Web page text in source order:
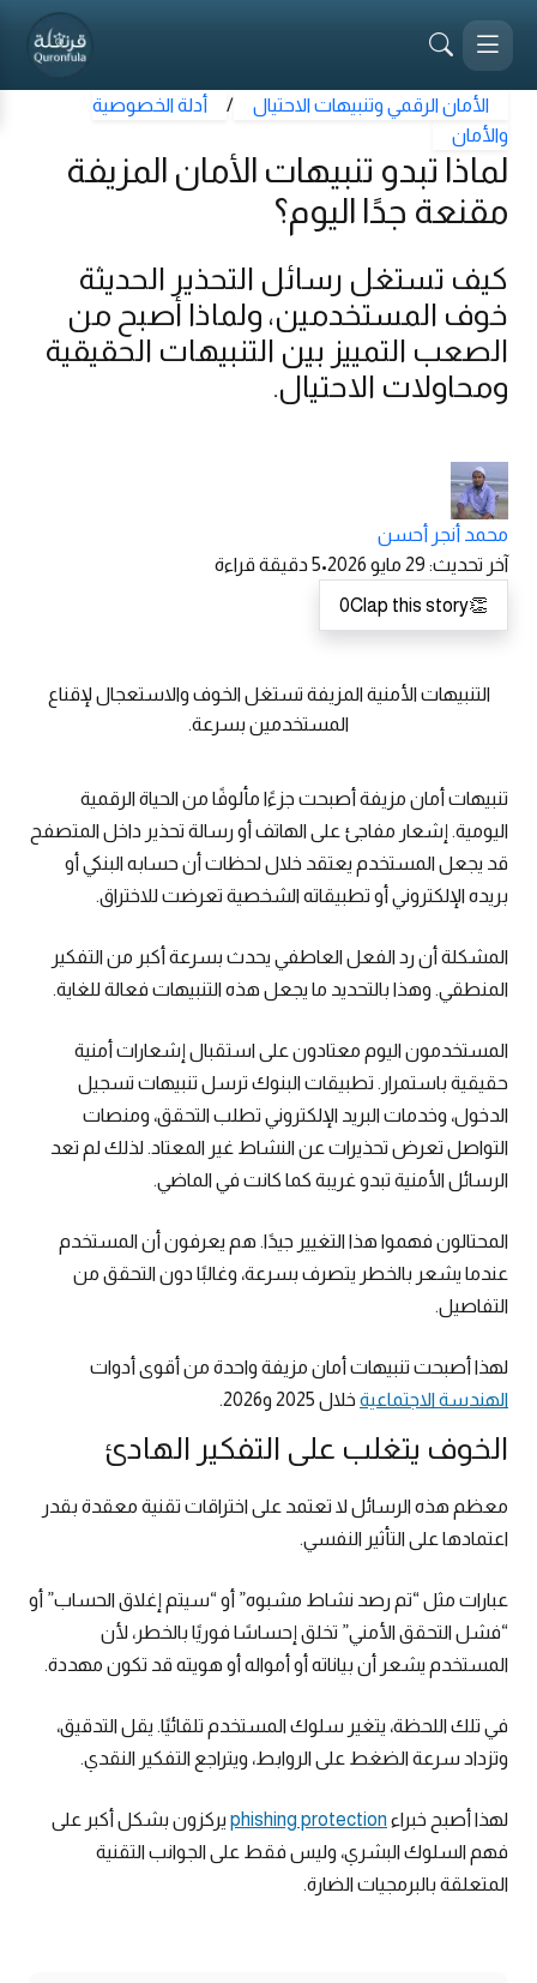
الأمان الرقمي وتنبيهات الاحتيال /
أدلة الخصوصية
والأمان
لماذا تبدو تنبيهات الأمان المزيفة
مقنعة جدًا اليوم؟
كيف تستغل رسائل التحذير الحديثة
خوف المستخدمين، ولماذا أصبح من
الصعب التمييز بين التنبيهات الحقيقية
ومحاولات الاحتيال.
محمد أنجر أحسن
آخر تحديث: 29 مايو 2026 •
5 دقيقة قراءة
👏
0Clap this story
التنبيهات الأمنية المزيفة تستغل الخوف والاستعجال لإقناع
المستخدمين بسرعة.
تنبيهات أمان مزيفة أصبحت جزءًا مألوفًا من الحياة الرقمية
اليومية. إشعار مفاجئ على الهاتف أو رسالة تحذير داخل المتصفح
قد يجعل المستخدم يعتقد خلال لحظات أن حسابه البنكي أو
بريده الإلكتروني أو تطبيقاته الشخصية تعرضت للاختراق.
المشكلة أن رد الفعل العاطفي يحدث بسرعة أكبر من التفكير
المنطقي. وهذا بالتحديد ما يجعل هذه التنبيهات فعالة للغاية.
المستخدمون اليوم معتادون على استقبال إشعارات أمنية
حقيقية باستمرار. تطبيقات البنوك ترسل تنبيهات تسجيل
الدخول، وخدمات البريد الإلكتروني تطلب التحقق، ومنصات
التواصل تعرض تحذيرات عن النشاط غير المعتاد. لذلك لم تعد
الرسائل الأمنية تبدو غريبة كما كانت في الماضي.
المحتالون فهموا هذا التغيير جيدًا. هم يعرفون أن المستخدم
عندما يشعر بالخطر يتصرف بسرعة، وغالبًا دون التحقق من
التفاصيل.
لهذا أصبحت تنبيهات أمان مزيفة واحدة من أقوى أدوات
الهندسة الاجتماعية خلال 2025 و2026.
الخوف يتغلب على التفكير الهادئ
معظم هذه الرسائل لا تعتمد على اختراقات تقنية معقدة بقدر
اعتمادها على التأثير النفسي.
عبارات مثل “تم رصد نشاط مشبوه” أو “سيتم إغلاق الحساب” أو
“فشل التحقق الأمني” تخلق إحساسًا فوريًا بالخطر، لأن
المستخدم يشعر أن بياناته أو أمواله أو هويته قد تكون مهددة.
في تلك اللحظة، يتغير سلوك المستخدم تلقائيًا. يقل التدقيق،
وتزداد سرعة الضغط على الروابط، ويتراجع التفكير النقدي.
لهذا أصبح خبراء phishing protection يركزون بشكل أكبر على
فهم السلوك البشري، وليس فقط على الجوانب التقنية
المتعلقة بالبرمجيات الضارة.